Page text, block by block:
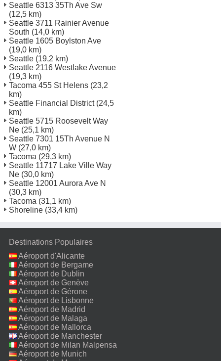
Seattle 6313 35Th Ave Sw
(12,5 km)
Seattle 3711 Rainier Avenue
South (14,0 km)
Seattle 1605 Boylston Ave
(19,0 km)
Seattle (19,2 km)
Seattle 2116 Westlake Avenue
(19,3 km)
Tacoma 455 St Helens (23,2
km)
Seattle Financial District(24,5
km)
Seattle 5715 Roosevelt Way
Ne (25,1 km)
Seattle 7301 15Th Avenue N
W (27,0 km)
Tacoma (29,3 km)
Seattle 11717 Lake Ville Way
Ne (30,0 km)
Seattle 12001 Aurora Ave N
(30,3 km)
Tacoma (31,1 km)
Shoreline (33,4 km)
Destinations Populaires
Aéroport d'Alicante
Aéroport de Bergame
Aéroport de Dublin
Aéroport de Genève
Aéroport de Gérone
Aéroport de Lisbonne
Aéroport de Madrid
Aéroport de Malaga
Aéroport de Mallorca
Aéroport de Manchester
Aéroport de Milan Malpensa
Aéroport de Munich